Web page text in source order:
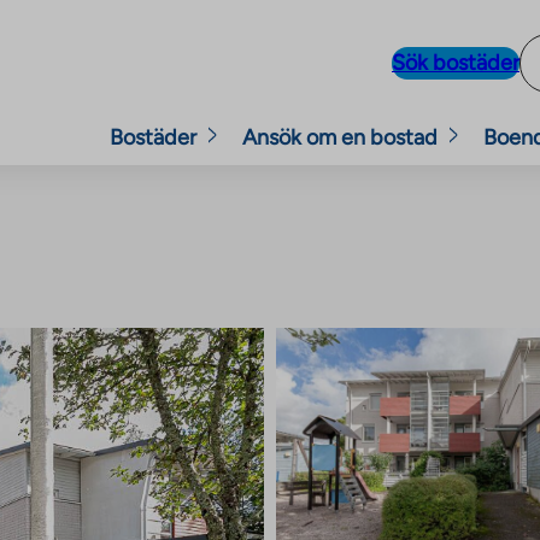
Sök bostäder
Bostäder Ansök om en bostad